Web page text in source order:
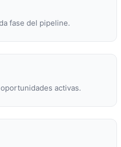
fase del pipeline.
activas.